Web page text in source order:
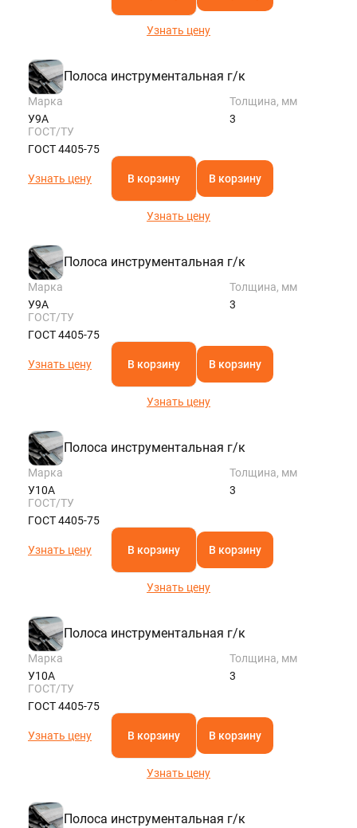
Узнать цену
Полоса инструментальная г/к
Марка
У9А
Толщина, мм
3
ГОСТ/ТУ
ГОСТ 4405-75
Узнать цену В корзину В корзину
Узнать цену
Полоса инструментальная г/к
Марка
У9А
Толщина, мм
3
ГОСТ/ТУ
ГОСТ 4405-75
Узнать цену В корзину В корзину
Узнать цену
Полоса инструментальная г/к
Марка
У10А
Толщина, мм
3
ГОСТ/ТУ
ГОСТ 4405-75
Узнать цену В корзину В корзину
Узнать цену
Полоса инструментальная г/к
Марка
У10А
Толщина, мм
3
ГОСТ/ТУ
ГОСТ 4405-75
Узнать цену В корзину В корзину
Узнать цену
Полоса инструментальная г/к